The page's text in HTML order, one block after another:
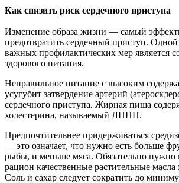
Как снизить риск сердечного приступа
Изменение образа жизни — самый
предотвратить сердечный приступ. Одной
важных профилактических мер является
здорового питания.
Неправильное питание с высоким
усугубит затвердение артерий
сердечного приступа. Жирная пища
холестерина, называемый ЛПНП.
Предпочтительнее придерживаться
— это означает, что нужно есть больше
рыбы, и меньше мяса. Обязательно нужно
рацион качественные растительные
Соль и сахар следует сократить до